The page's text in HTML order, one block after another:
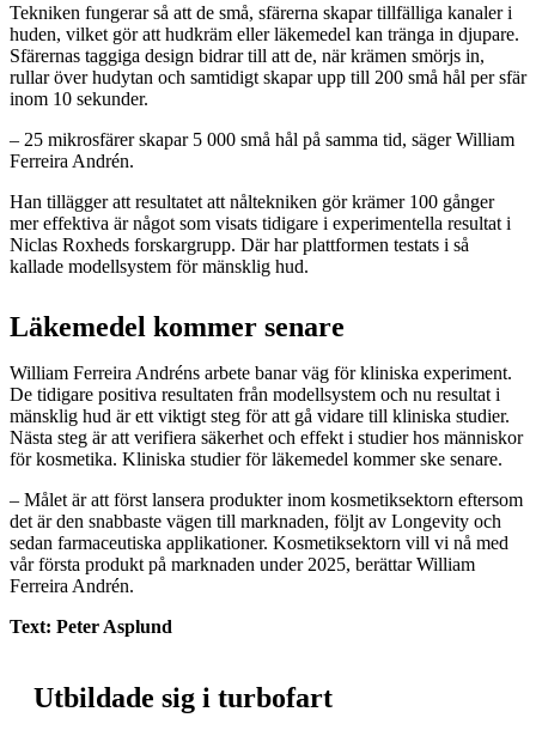
Tekniken fungerar så att de små, sfärerna skapar tillfälliga kanaler i
huden, vilket gör att hudkräm eller läkemedel kan tränga in djupare.
Sfärernas taggiga design bidrar till att de, när krämen smörjs in,
rullar över hudytan och samtidigt skapar upp till 200 små hål per sfär
inom 10 sekunder.
– 25 mikrosfärer skapar 5 000 små hål på samma tid, säger William
Ferreira Andrén.
Han tillägger att resultatet att nåltekniken gör krämer 100 gånger
mer effektiva är något som visats tidigare i experimentella resultat i
Niclas Roxheds forskargrupp. Där har plattformen testats i så
kallade modellsystem för mänsklig hud.
Läkemedel kommer senare
William Ferreira Andréns arbete banar väg för kliniska experiment.
De tidigare positiva resultaten från modellsystem och nu resultat i
mänsklig hud är ett viktigt steg för att gå vidare till kliniska studier.
Nästa steg är att verifiera säkerhet och effekt i studier hos människor
för kosmetika. Kliniska studier för läkemedel kommer ske senare.
– Målet är att först lansera produkter inom kosmetiksektorn eftersom
det är den snabbaste vägen till marknaden, följt av Longevity och
sedan farmaceutiska applikationer. Kosmetiksektorn vill vi nå med
vår första produkt på marknaden under 2025, berättar William
Ferreira Andrén.
Text: Peter Asplund
Utbildade sig i turbofart